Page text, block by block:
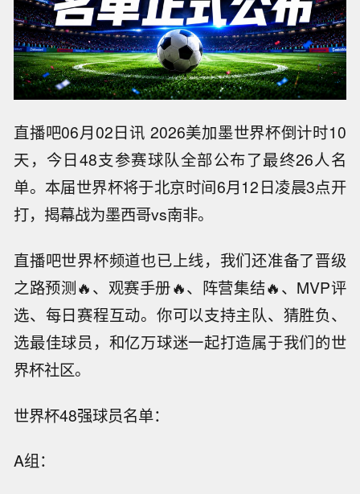
直播吧06月02日讯 2026美加墨世界杯倒计时10
天，今日48支参赛球队全部公布了最终26人名
单。本届世界杯将于北京时间6月12日凌晨3点开
打，揭幕战为墨西哥vs南非。
直播吧世界杯频道也已上线，我们还准备了晋级
之路预测🔥、观赛手册🔥、阵营集结🔥、MVP评
选、每日赛程互动。你可以支持主队、猜胜负、
选最佳球员，和亿万球迷一起打造属于我们的世
界杯社区。
世界杯48强球员名单：
A组：